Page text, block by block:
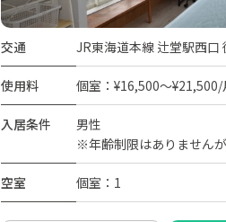
交通 JR東海道本線 辻堂駅西口
使用料 個室：¥16,500～¥21,500/
入居条件
男性
※年齢制限はありません
空室 個室：1